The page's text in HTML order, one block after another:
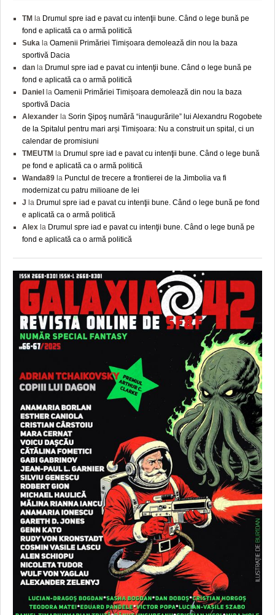
TM la Drumul spre iad e pavat cu intenţii bune. Când o lege bună pe
fond e aplicată ca o armă politică
Suka la Oamenii Primăriei Timișoara demolează din nou la baza
sportivă Dacia
dan la Drumul spre iad e pavat cu intenţii bune. Când o lege bună pe
fond e aplicată ca o armă politică
Daniel la Oamenii Primăriei Timișoara demolează din nou la baza
sportivă Dacia
Alexander la Sorin Şipoş numără “inaugurările” lui Alexandru Rogobete
de la Spitalul pentru mari arși Timișoara: Nu a construit un spital, ci un
calendar de promisiuni
TMEUTM la Drumul spre iad e pavat cu intenţii bune. Când o lege bună
pe fond e aplicată ca o armă politică
Wanda89 la Punctul de trecere a frontierei de la Jimbolia va fi
modernizat cu patru milioane de lei
J la Drumul spre iad e pavat cu intenţii bune. Când o lege bună pe fond
e aplicată ca o armă politică
Alex la Drumul spre iad e pavat cu intenţii bune. Când o lege bună pe
fond e aplicată ca o armă politică